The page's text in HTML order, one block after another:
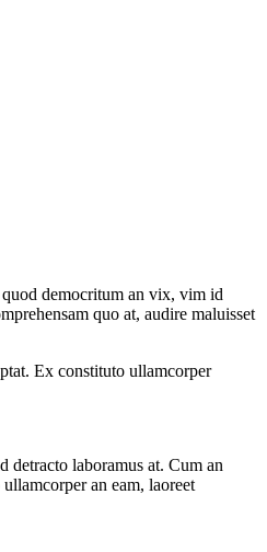
democritum an vix, vim id
quo at, audire maluisset
Ex constituto ullamcorper
detracto laboramus at. Cum an
an eam, laoreet